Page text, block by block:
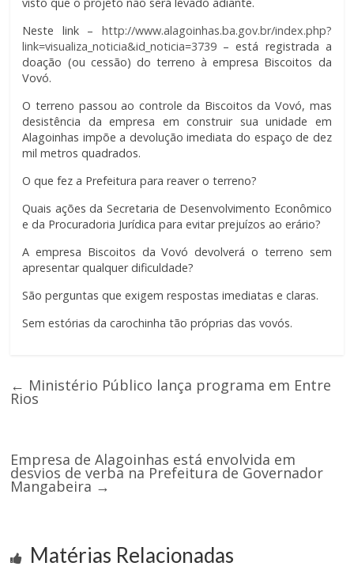
Neste link – http://www.alagoinhas.ba.gov.br/index.php?
link=visualiza_noticia&id_noticia=3739 – está registrada a
doação (ou cessão) do terreno à empresa Biscoitos da
Vovó.
O terreno passou ao controle da Biscoitos da Vovó, mas
desistência da empresa em construir sua unidade em
Alagoinhas impõe a devolução imediata do espaço de dez
mil metros quadrados.
O que fez a Prefeitura para reaver o terreno?
Quais ações da Secretaria de Desenvolvimento Econômico
e da Procuradoria Jurídica para evitar prejuízos ao erário?
A empresa Biscoitos da Vovó devolverá o terreno sem
apresentar qualquer dificuldade?
São perguntas que exigem respostas imediatas e claras.
Sem estórias da carochinha tão próprias das vovós.
← Ministério Público lança programa em Entre
Rios
Empresa de Alagoinhas está envolvida em
desvios de verba na Prefeitura de Governador
Mangabeira →
Matérias Relacionadas